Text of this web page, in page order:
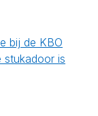
bij de KBO
stukadoor is